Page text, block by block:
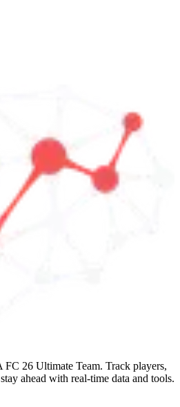
FC 26 Ultimate Team. Track players,
ahead with real-time data and tools.